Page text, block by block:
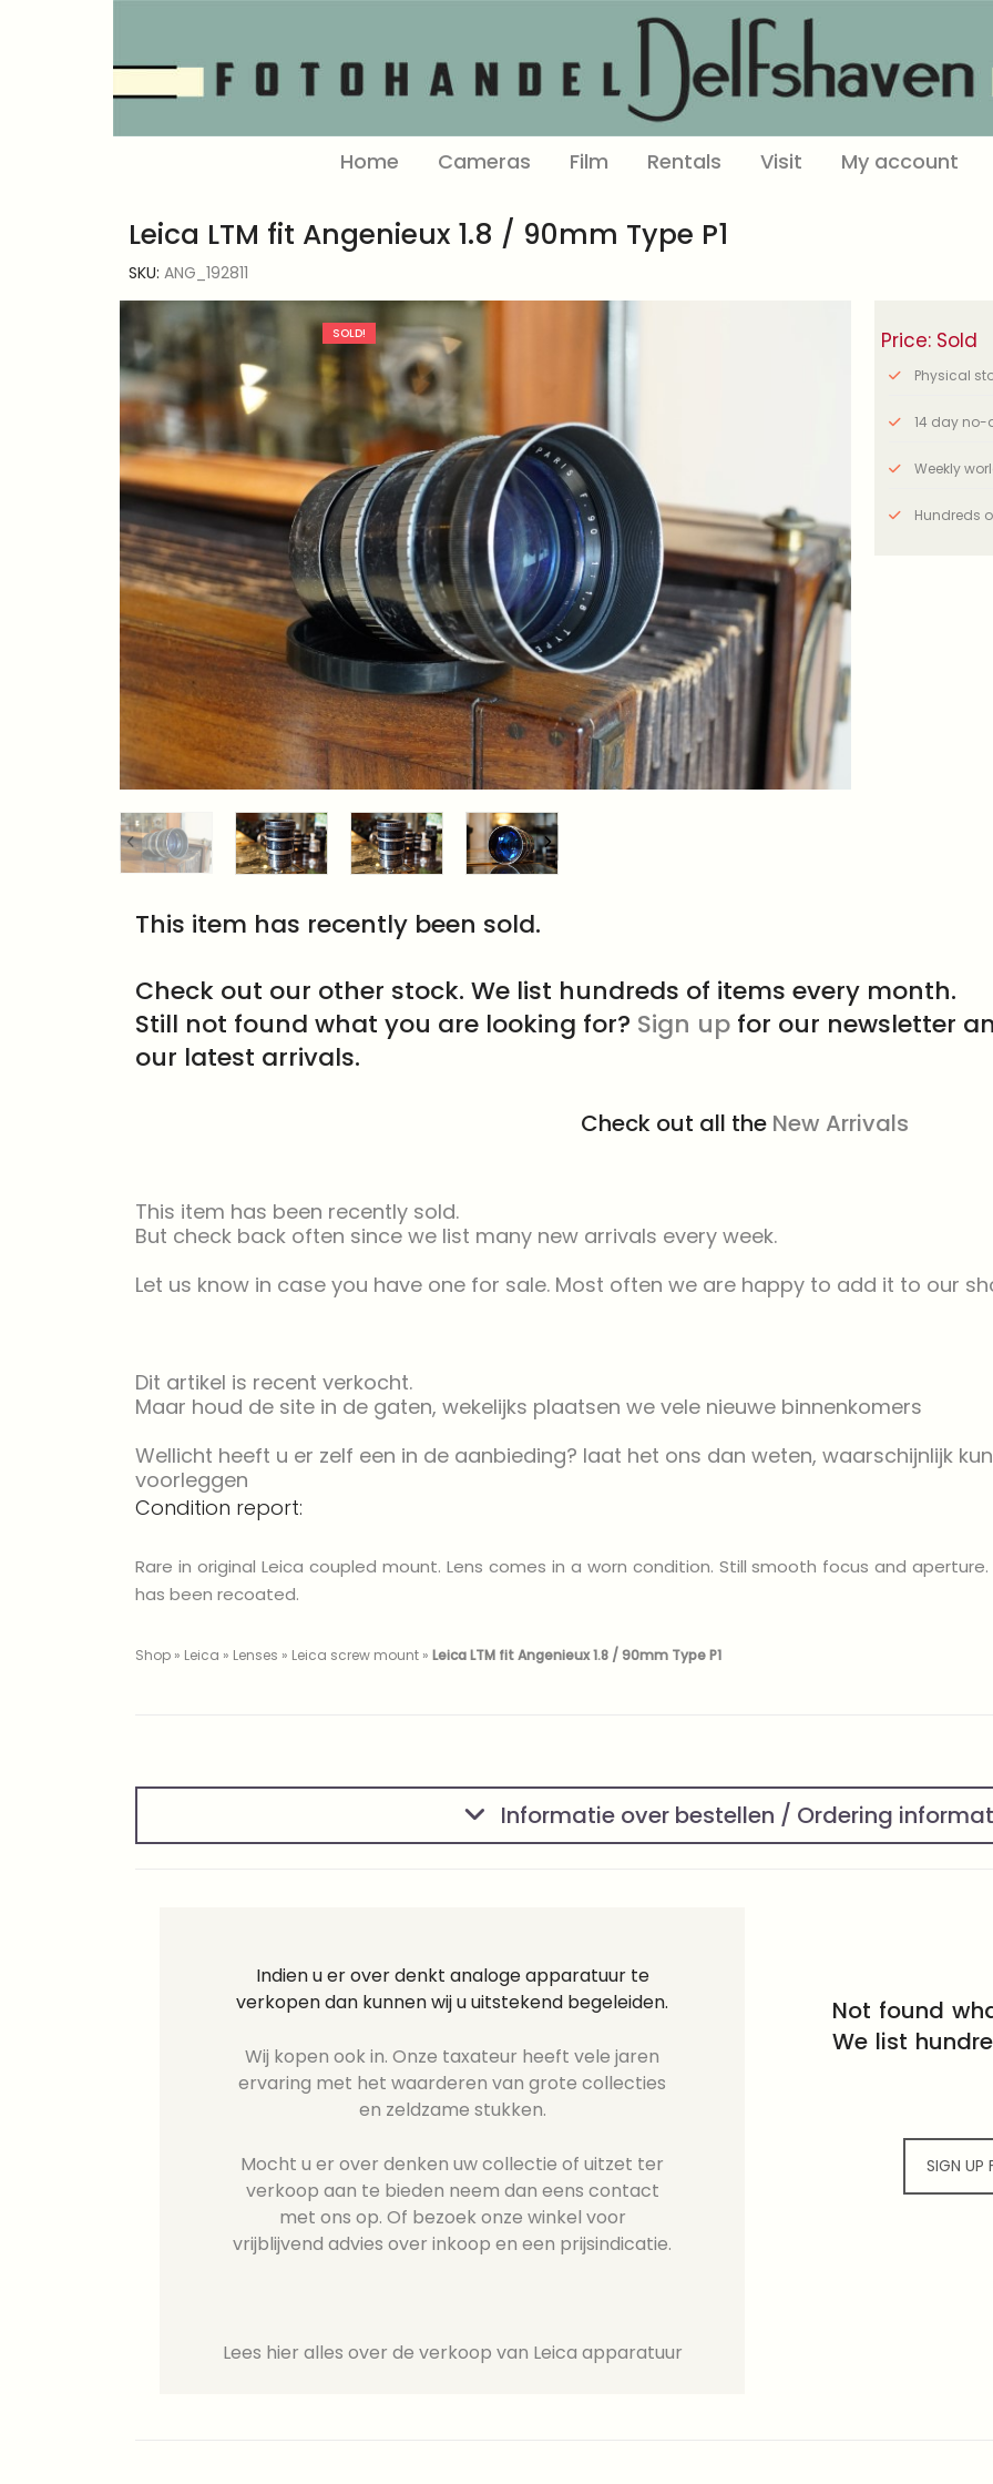
Home Cameras Film Rentals Visit My account
Leica LTM fit Angenieux 1.8 / 90mm Type P1
SKU:ANG_192811
SOLD! Price: Sold
Physical
14 day no-
Weekly
Hundreds
This item has recently been sold.
Check out our other stock. We list hundreds of items every month.
Still not found what you are looking for? Sign up for our newsletter
our latest arrivals.
Check out all the New Arrivals
This item has been recently sold.
But check back often since we list many new arrivals every week.
Let us know in case you have one for sale. Most often we are happy to add it to our
Dit artikel is recent verkocht.
Maar houd de site in de gaten, wekelijks plaatsen we vele nieuwe binnenkomers
Wellicht heeft u er zelf een in de aanbieding? laat het ons dan weten, waarschijnlijk
voorleggen
Condition report:
Rare in original Leica coupled mount. Lens comes in a worn condition. Still smooth focus and
has been recoated.
Shop » Leica » Lenses » Leica screw mount »Leica LTM fit Angenieux 1.8 / 90mm Type P1
Informatie over bestellen / Ordering
Indien u er over denkt analoge apparatuur te
verkopen dan kunnen wij u uitstekend begeleiden.
Wij kopen ook in. Onze taxateur heeft vele jaren
ervaring met het waarderen van grote collecties
en zeldzame stukken.
Mocht u er over denken uw collectie of uitzet ter
verkoop aan te bieden neem dan eens contact
met ons op. Of bezoek onze winkel voor
vrijblijvend advies over inkoop en een prijsindicatie.
Lees hier alles over de verkoop van Leica apparatuur
Not found
We list
SIGN UP